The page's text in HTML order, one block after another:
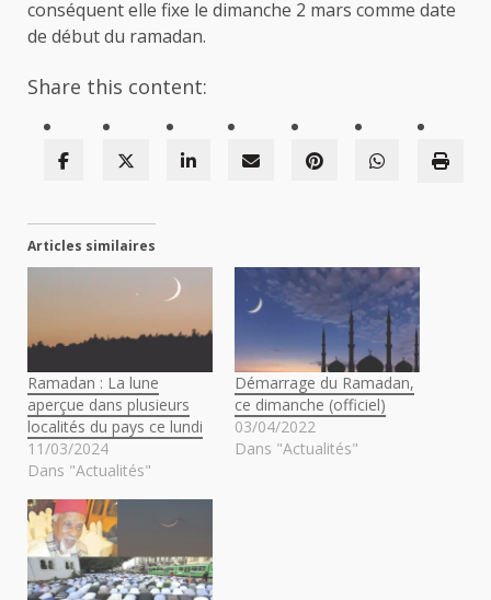
conséquent elle fixe le dimanche 2 mars comme date
de début du ramadan.
Share this content:
Articles similaires
Ramadan : La lune
aperçue dans plusieurs
localités du pays ce lundi
11/03/2024
Dans "Actualités"
Démarrage du Ramadan,
ce dimanche (officiel)
03/04/2022
Dans "Actualités"